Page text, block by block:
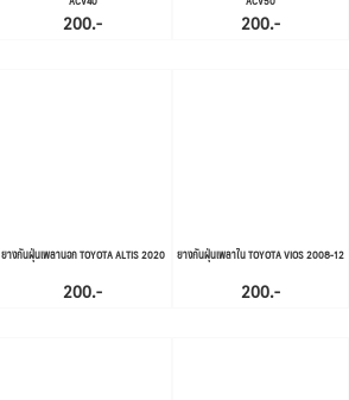
200.- 200.-
ยางกันฝุ่นเพลานอก TOYOTA ALTIS 2020
200.-
ยางกันฝุ่นเพลาใน TOYOTA VIOS 2008-12
200.-